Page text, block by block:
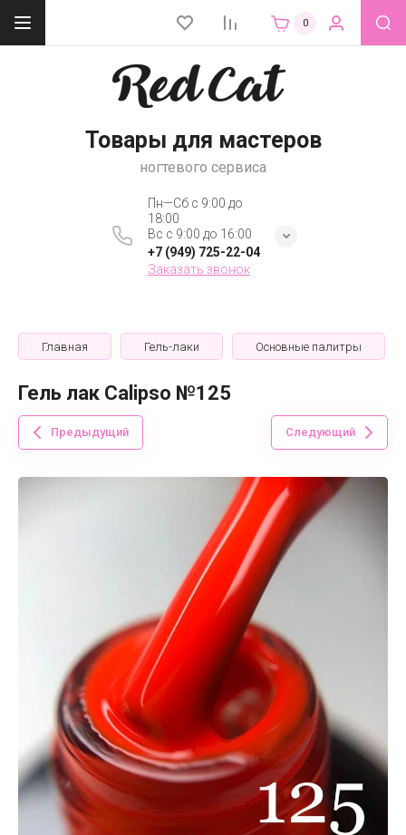
0
Товары для мастеров
ногтевого сервиса
Пн—Сб с 9:00 до
18:00
Вс с 9:00 до 16:00
+7 (949) 725-22-04
Заказать звонок
Главная Гель-лаки Основные палитры
Гель лак Calipso №125
Предыдущий Следующий